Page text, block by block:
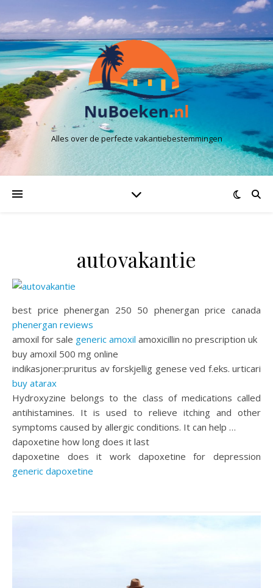
Alles over de perfecte vakantiebestemmingen
autovakantie
best price phenergan 250 50 phenergan price canada
phenergan reviews
amoxil for sale generic amoxil amoxicillin no prescription uk
buy amoxil 500 mg online
indikasjoner:pruritus av forskjellig genese ved f.eks. urticari
buy atarax
Hydroxyzine belongs to the class of medications called
antihistamines. It is used to relieve itching and other
symptoms caused by allergic conditions. It can help …
dapoxetine how long does it last
dapoxetine does it work dapoxetine for depression
generic dapoxetine